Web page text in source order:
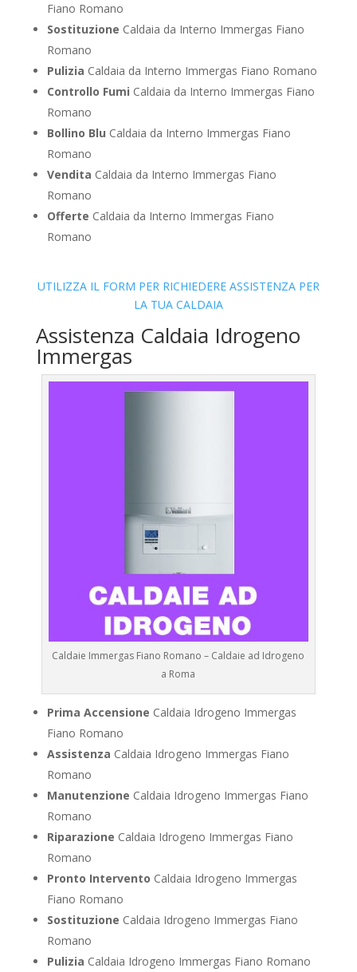
Fiano Romano
Sostituzione Caldaia da Interno Immergas Fiano
Romano
Pulizia Caldaia da Interno Immergas Fiano Romano
Controllo Fumi Caldaia da Interno Immergas Fiano
Romano
Bollino Blu Caldaia da Interno Immergas Fiano
Romano
Vendita Caldaia da Interno Immergas Fiano
Romano
Offerte Caldaia da Interno Immergas Fiano
Romano
UTILIZZA IL FORM PER RICHIEDERE ASSISTENZA PER
LA TUA CALDAIA
Assistenza Caldaia Idrogeno
Immergas
Caldaie Immergas Fiano Romano – Caldaie ad Idrogeno
a Roma
Prima Accensione Caldaia Idrogeno Immergas
Fiano Romano
Assistenza Caldaia Idrogeno Immergas Fiano
Romano
Manutenzione Caldaia Idrogeno Immergas Fiano
Romano
Riparazione Caldaia Idrogeno Immergas Fiano
Romano
Pronto Intervento Caldaia Idrogeno Immergas
Fiano Romano
Sostituzione Caldaia Idrogeno Immergas Fiano
Romano
Pulizia Caldaia Idrogeno Immergas Fiano Romano